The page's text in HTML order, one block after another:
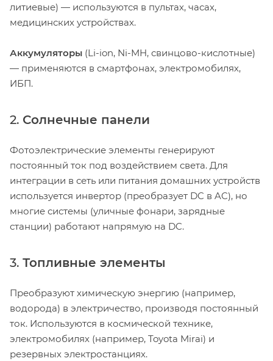
литиевые) — используются в пультах, часах,
медицинских устройствах.
Аккумуляторы (Li-ion, Ni-MH, свинцово-кислотные)
— применяются в смартфонах, электромобилях,
ИБП.
2. Солнечные панели
Фотоэлектрические элементы генерируют
постоянный ток под воздействием света. Для
интеграции в сеть или питания домашних устройств
используется инвертор (преобразует DC в AC), но
многие системы (уличные фонари, зарядные
станции) работают напрямую на DC.
3. Топливные элементы
Преобразуют химическую энергию (например,
водорода) в электричество, производя постоянный
ток. Используются в космической технике,
электромобилях (например, Toyota Mirai) и
резервных электростанциях.